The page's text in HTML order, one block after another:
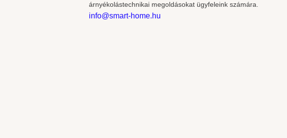
árnyékolástechnikai megoldásokat ügyfeleink számára.
info@smart-home.hu